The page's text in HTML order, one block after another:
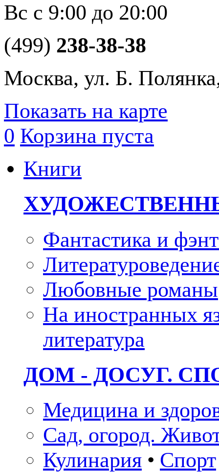
Вс с 9:00 до 20:00
(499) 238-38-38
Москва, ул. Б.
Показать на карте
0 Корзина пуста
Книги
Фантастика и
Любовные романы
На иностранных
литература
ДОМ - ДОСУГ.
Медицина и
Сад, огород.
Кулинария • Спорт